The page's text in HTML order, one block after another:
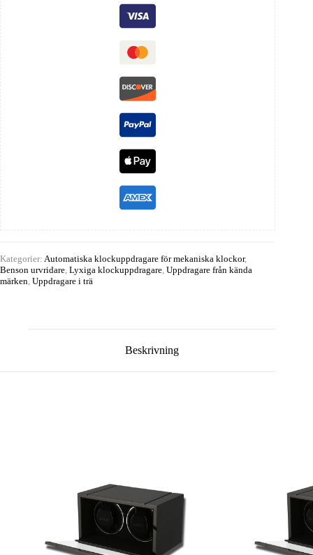
Kategorier: Automatiska klockuppdragare för mekaniska klockor,
Benson urvridare, Lyxiga klockuppdragare, Uppdragare från kända
märken, Uppdragare i trä
Beskrivning